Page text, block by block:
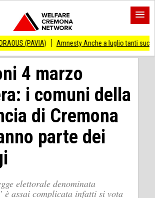
Amnesty Anche a luglio tanti successi ed ingiustizie
4 marzo
i comuni della
di Cremona
parte dei
elettorale denominata
è assai complicata infatti si vota